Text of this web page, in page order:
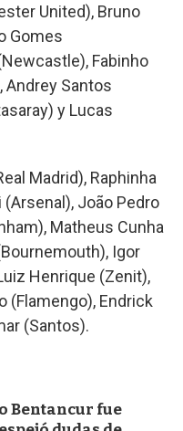
United), Bruno
Gomes
Fabinho
Andrey Santos
y Lucas
Madrid), Raphinha
João Pedro
Matheus Cunha
Igor
Henrique (Zenit),
(Flamengo), Endrick
(Santos).
Bentancur fue